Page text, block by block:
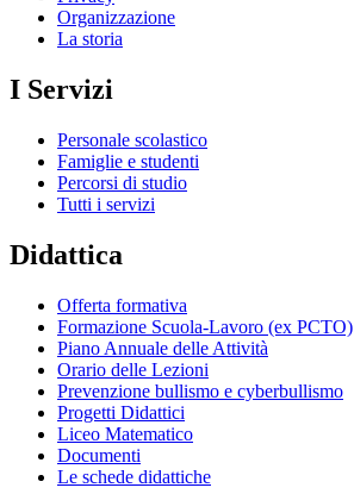
Organizzazione
La storia
I Servizi
Personale scolastico
Famiglie e studenti
Percorsi di studio
Tutti i servizi
Didattica
Offerta formativa
Formazione Scuola-Lavoro (ex PCTO)
Piano Annuale delle Attività
Orario delle Lezioni
Prevenzione bullismo e cyberbullismo
Progetti Didattici
Liceo Matematico
Documenti
Le schede didattiche